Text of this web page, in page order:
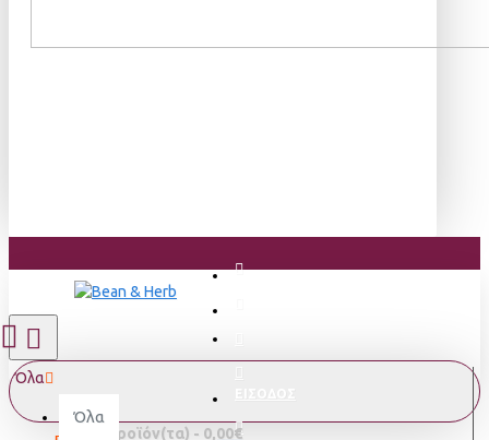
Όλα
Όλα
0 προϊόν(τα) - 0,00€